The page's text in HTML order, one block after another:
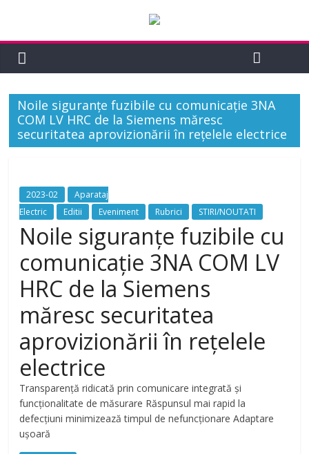
Noile siguranțe fuzibile cu comunicație 3NA
COM LV HRC de la Siemens măresc
securitatea aprovizionării în rețelele electrice
2023-02
Aparataj
Electric
Editii Eveniment Rubrici STIRI/NOUTATI
Noile siguranțe fuzibile cu
comunicație 3NA COM LV
HRC de la Siemens
măresc securitatea
aprovizionării în rețelele
electrice
Transparență ridicată prin comunicare integrată și
funcționalitate de măsurare Răspunsul mai rapid la
defecțiuni minimizează timpul de nefuncționare Adaptare
ușoară